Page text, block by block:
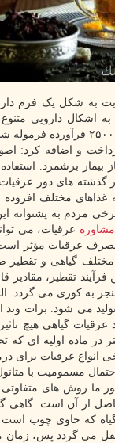
به شکل یک فرم
اشکال دارویی متنوع
و دارو، هم اینک بیشتر از ۲۵۰۰
و اضافه کرد:
برشمرد. استفاده
گذشته های دور
غذاهای مختلف
مردم به پشتوانه
مشاوره عرقیات، می
مصرف عرقیات مؤثر
مختلف گیاهی و
تقطیر، مقادیر
به کوری می گردد.
می شود. برات وند
گیاهی هیچ تاثیر
ماده اولیه ای که
انواع عرقیات برای
مسمومیت با
ما روش های متفاوتی
از آن است. گاهی
که حاوی چوب است
می گردد پس، زمان